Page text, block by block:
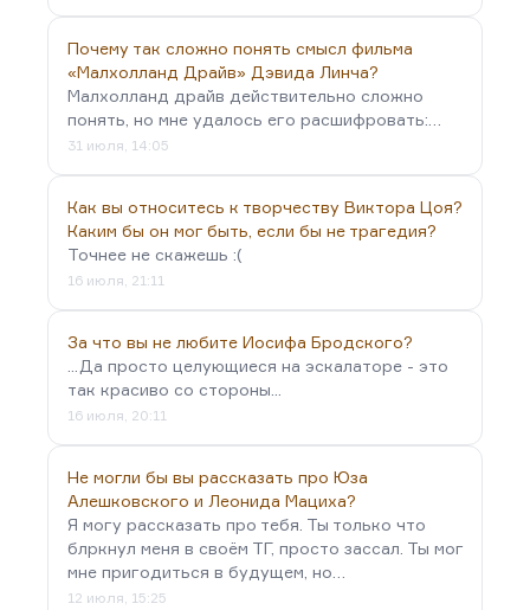
Почему так сложно понять смысл фильма
«Малхолланд Драйв» Дэвида Линча?
Малхолланд драйв действительно сложно
понять, но мне удалось его расшифровать:…
31 июля, 14:05
Как вы относитесь к творчеству Виктора Цоя?
Каким бы он мог быть, если бы не трагедия?
Точнее не скажешь :(
16 июля, 21:11
За что вы не любите Иосифа Бродского?
...Да просто целующиеся на эскалаторе - это
так красиво со стороны...
16 июля, 20:11
Не могли бы вы рассказать про Юза
Алешковского и Леонида Мациха?
Я могу рассказать про тебя. Ты только что
блркнул меня в своём ТГ, просто зассал. Ты мог
мне пригодиться в будущем, но…
12 июля, 15:25